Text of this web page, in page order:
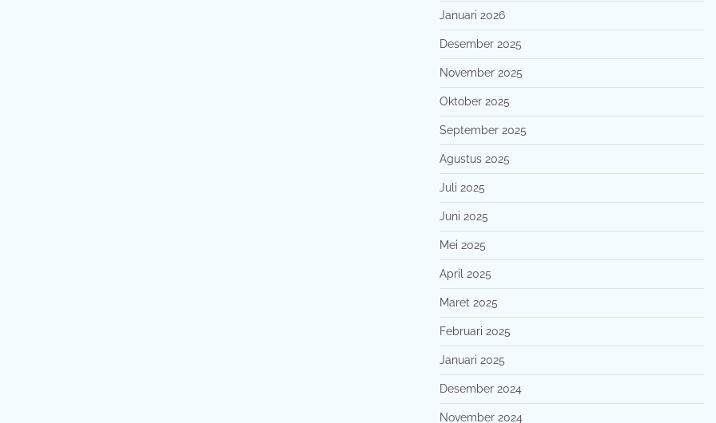
Januari 2026
Desember 2025
November 2025
Oktober 2025
September 2025
Agustus 2025
Juli 2025
Juni 2025
Mei 2025
April 2025
Maret 2025
Februari 2025
Januari 2025
Desember 2024
November 2024